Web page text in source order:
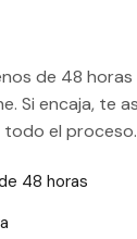
de 48
Si encaja, te
el proceso.
48 horas